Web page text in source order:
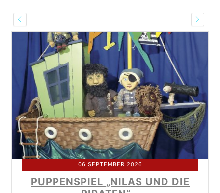
06 SEPTEMBER 2026
PUPPENSPIEL „NILAS UND DIE